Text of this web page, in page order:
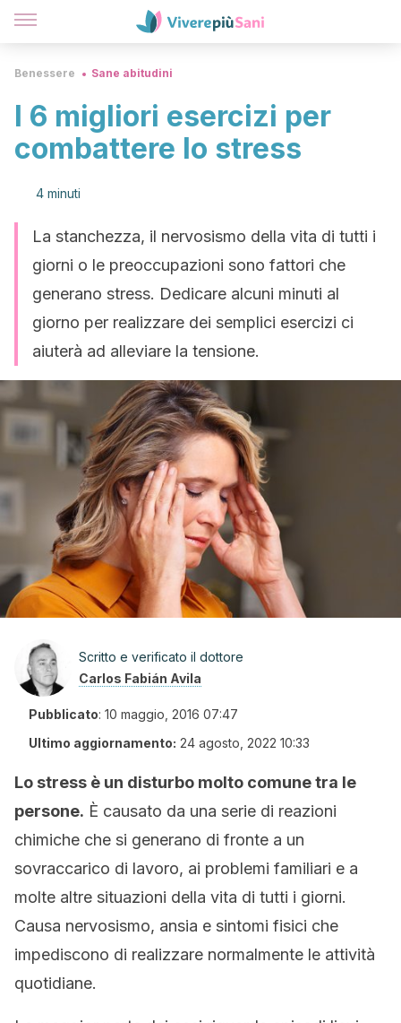
Benessere Sane abitudini
I 6 migliori esercizi per
combattere lo stress
4 minuti
La stanchezza, il nervosismo della vita di tutti i
giorni o le preoccupazioni sono fattori che
generano stress. Dedicare alcuni minuti al
giorno per realizzare dei semplici esercizi ci
aiuterà ad alleviare la tensione.
Scritto e verificato il dottore
Carlos Fabián Avila
Pubblicato: 10 maggio, 2016 07:47
Ultimo aggiornamento: 24 agosto, 2022 10:33
Lo stress è un disturbo molto comune tra le
persone. È causato da una serie di reazioni
chimiche che si generano di fronte a un
sovraccarico di lavoro, ai problemi familiari e a
molte altre situazioni della vita di tutti i giorni.
Causa nervosismo, ansia e sintomi fisici che
impediscono di realizzare normalmente le attività
quotidiane.